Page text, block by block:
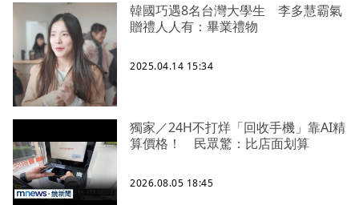
韓國巧遇8名台灣大學生 李多慧霸氣
贈禮人人有：畢業禮物
2025.04.14 15:34
獨家／24H不打烊「回收手機」靠AI精
算價格！ 民眾驚：比店面划算
2026.08.05 18:45